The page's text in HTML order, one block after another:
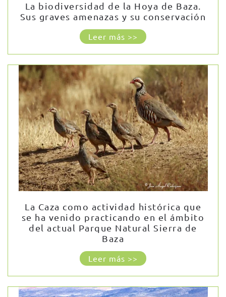
La biodiversidad de la Hoya de Baza.
Sus graves amenazas y su conservación
Leer más >>
La Caza como actividad histórica que
se ha venido practicando en el ámbito
del actual Parque Natural Sierra de
Baza
Leer más >>